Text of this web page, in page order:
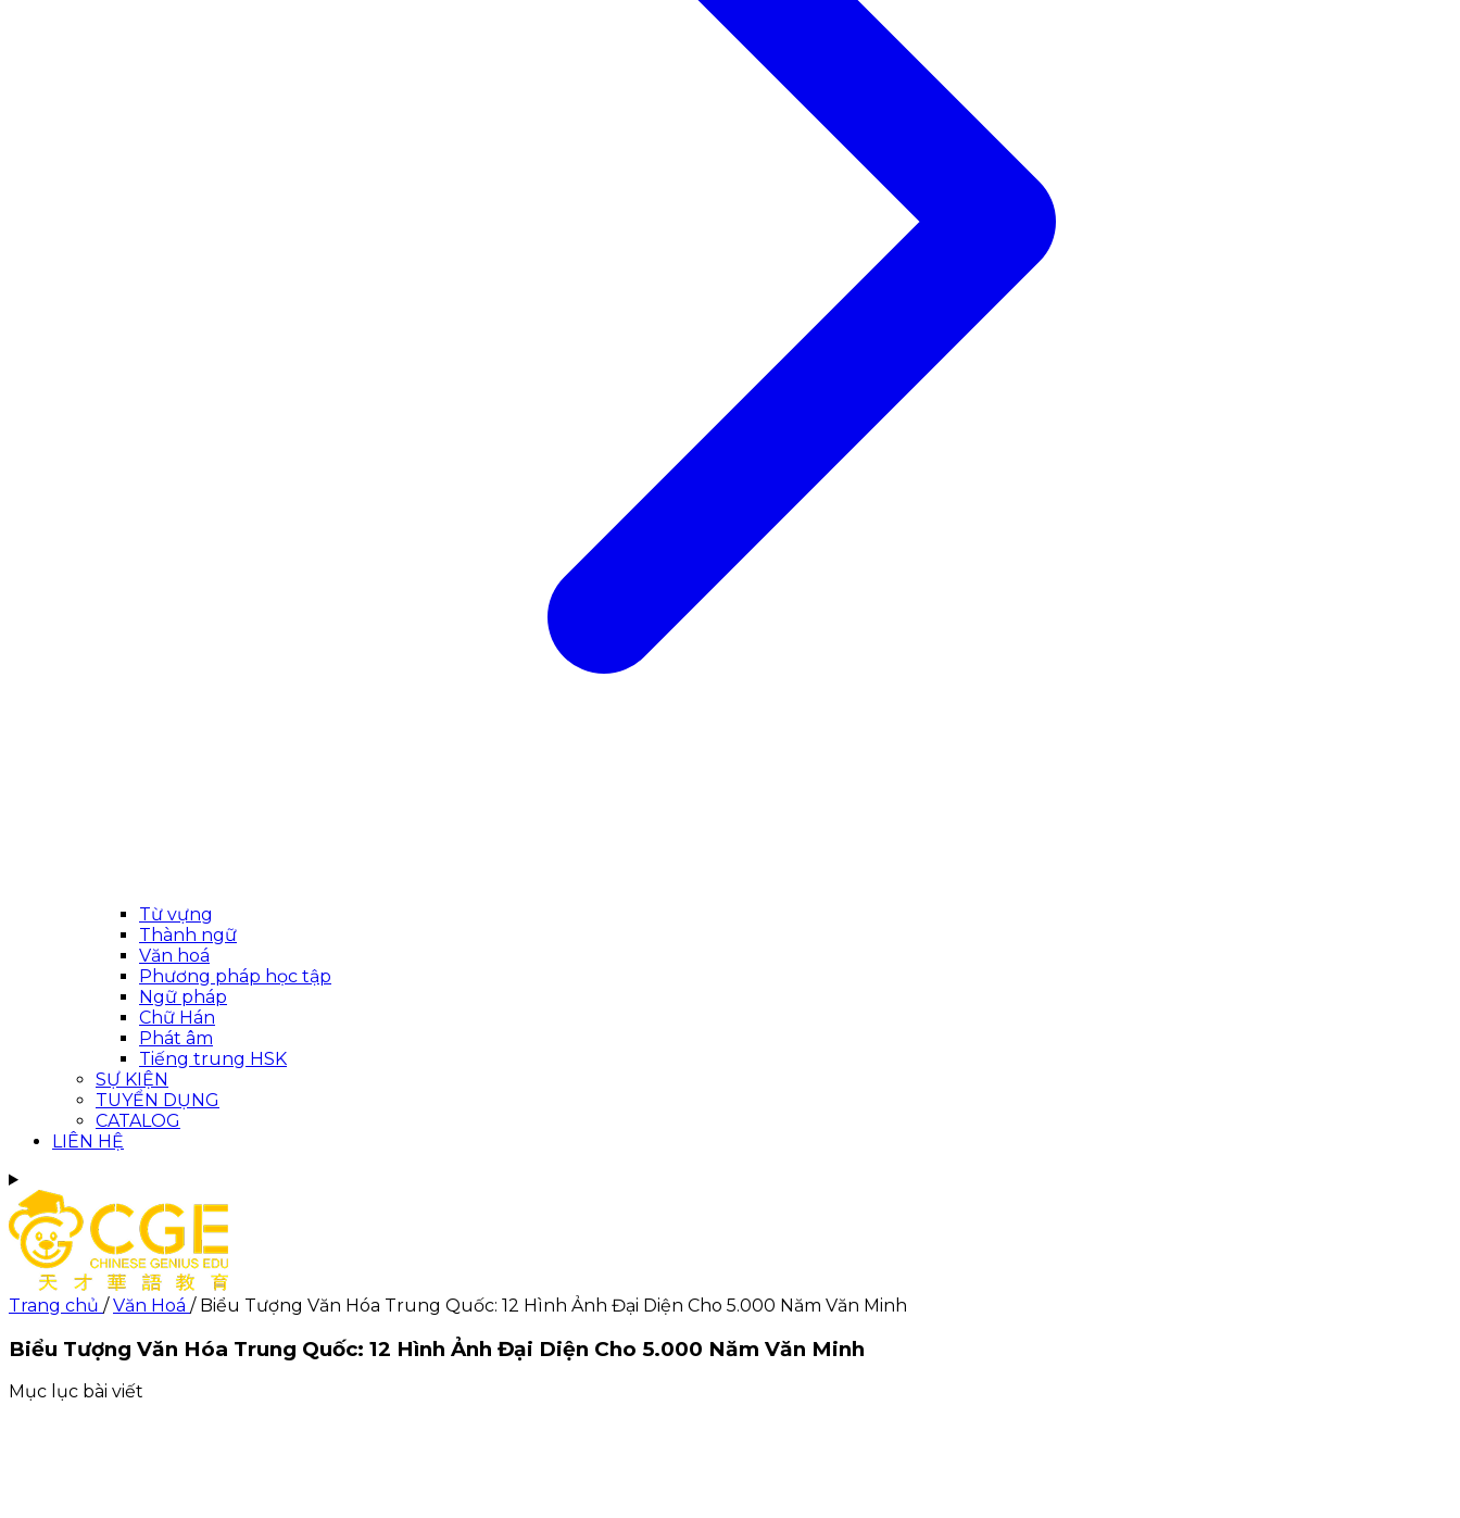
Từ vựng
Thành ngữ
Văn hoá
Phương pháp học tập
Ngữ pháp
Chữ Hán
Phát âm
Tiếng trung HSK
SỰ KIỆN
TUYỂN DỤNG
CATALOG
LIÊN HỆ
Trang chủ / Văn Hoá / Biểu Tượng Văn Hóa Trung Quốc: 12 Hình Ảnh Đại Diện Cho 5.000 Năm Văn Minh
Biểu Tượng Văn Hóa Trung Quốc: 12 Hình Ảnh Đại Diện Cho 5.000 Năm Văn Minh
Mục lục bài viết